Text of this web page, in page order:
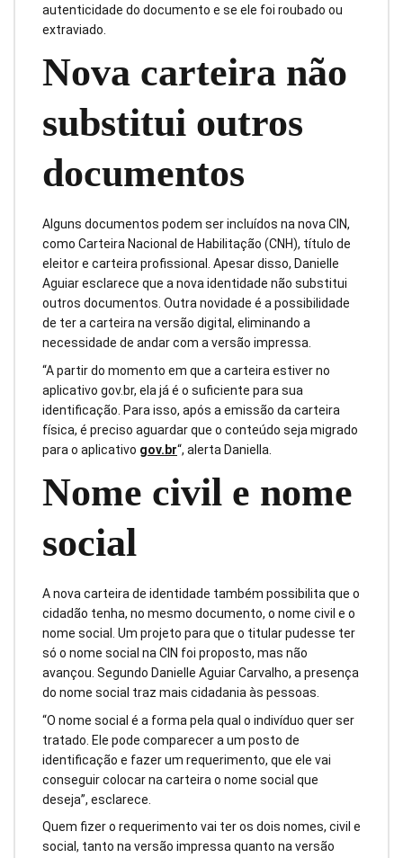
autenticidade do documento e se ele foi roubado ou
extraviado.
Nova carteira não
substitui outros
documentos
Alguns documentos podem ser incluídos na nova CIN,
como Carteira Nacional de Habilitação (CNH), título de
eleitor e carteira profissional. Apesar disso, Danielle
Aguiar esclarece que a nova identidade não substitui
outros documentos. Outra novidade é a possibilidade
de ter a carteira na versão digital, eliminando a
necessidade de andar com a versão impressa.
“A partir do momento em que a carteira estiver no
aplicativo gov.br, ela já é o suficiente para sua
identificação. Para isso, após a emissão da carteira
física, é preciso aguardar que o conteúdo seja migrado
para o aplicativo gov.br“, alerta Daniella.
Nome civil e nome
social
A nova carteira de identidade também possibilita que o
cidadão tenha, no mesmo documento, o nome civil e o
nome social. Um projeto para que o titular pudesse ter
só o nome social na CIN foi proposto, mas não
avançou. Segundo Danielle Aguiar Carvalho, a presença
do nome social traz mais cidadania às pessoas.
“O nome social é a forma pela qual o indivíduo quer ser
tratado. Ele pode comparecer a um posto de
identificação e fazer um requerimento, que ele vai
conseguir colocar na carteira o nome social que
deseja”, esclarece.
Quem fizer o requerimento vai ter os dois nomes, civil e
social, tanto na versão impressa quanto na versão